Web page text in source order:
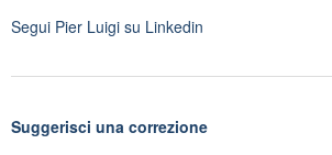
Segui Pier Luigi su Linkedin
Suggerisci una correzione